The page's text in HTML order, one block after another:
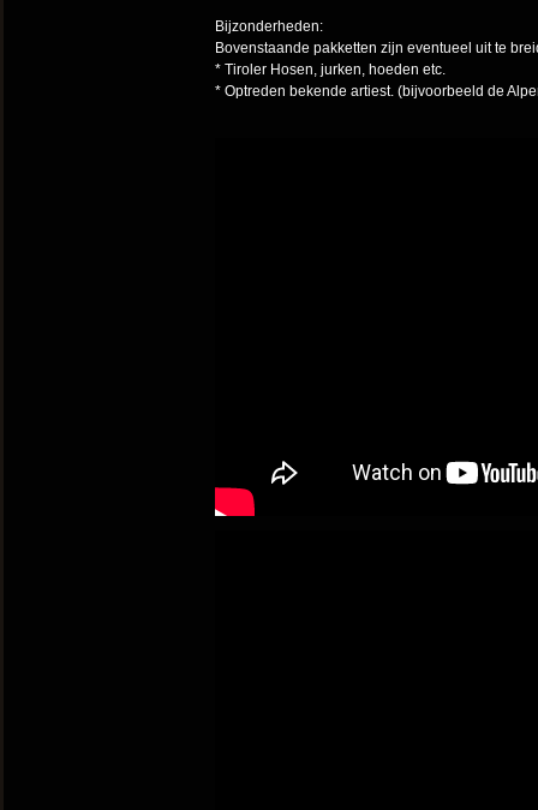
Bijzonderheden:
Bovenstaande pakketten zijn eventueel uit te
* Tiroler Hosen, jurken, hoeden etc.
* Optreden bekende artiest. (bijvoorbeeld de